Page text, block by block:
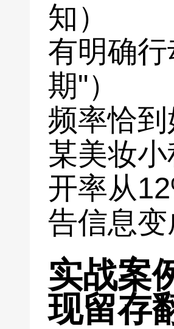
知）
有明确
期"）
频率恰
某美妆
开率从
告信息
实战案
现留存